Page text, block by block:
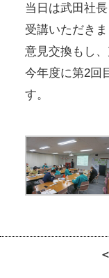
当日は武田社
受講いただき
意見交換もし
今年度に第2回
す。